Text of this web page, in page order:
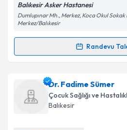
Kişisel verilerimin
Metni
Balıkesir Asker Hastanesi
Dumlupınar Mh., Merkez, Koca Okul
Merkez/Balıkesir
Randevu
Randevu Takvimi Talebi
Uzm. Dr. Erdoğan Gönül
oluşturun. Size bu uzmandan
takvim hazırlandığında e-
Dr. Fadime Sümer
Çocuk Sağlığı ve
Balıkesir